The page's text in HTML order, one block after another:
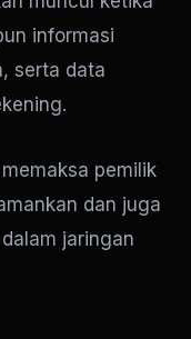
informasi
serta data
pemilik
dan juga
jaringan